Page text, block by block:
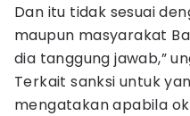
Dan itu tidak sesuai
maupun masyarakat
dia tanggung jawab,”
Terkait sanksi untuk
mengatakan apabila